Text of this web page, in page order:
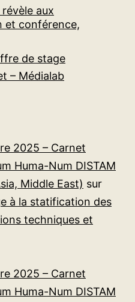
aux
et conférence,
de stage
– Médialab
2025 – Carnet
Huma-Num DISTAM
Middle East) sur
à la statification des
techniques et
2025 – Carnet
Huma-Num DISTAM